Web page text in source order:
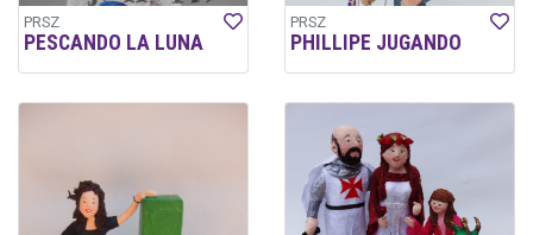
PRSZ
PESCANDO LA LUNA
PRSZ
PHILLIPE JUGANDO